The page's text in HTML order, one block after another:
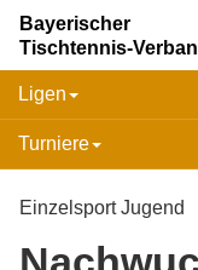
Bayerischer
Tischtennis-
Ligen
Turniere
Einzelsport Jugend